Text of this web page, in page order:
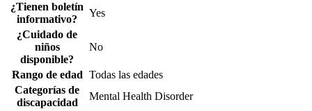
¿Tienen boletín
informativo?
Yes
¿Cuidado de
niños
disponible?
No
Rango de edad Todas las edades
Categorías de
discapacidad
Mental Health Disorder